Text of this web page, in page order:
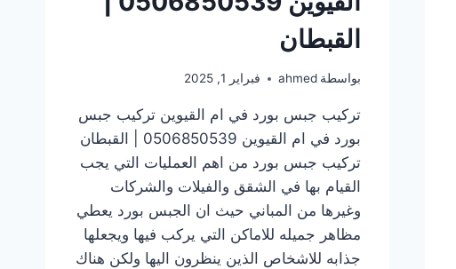
القبطان
بواسطة ahmed فبراير 1, 2025
تركيب جبس بورد في ام القيوين تركيب جبس
بورد في ام القيوين 0506850539 | القبطان
تركيب جبس بورد من اهم العمليات التي يجب
القيام بها في الشقق والفيلات والشركات
وغيرها من المباني حيث ان الجبس بورد يعطي
مظاهر جميله للاماكن التي يركب فيها ويجعلها
جذابه للاشخاص الذين ينظرون اليها ولكن هناك